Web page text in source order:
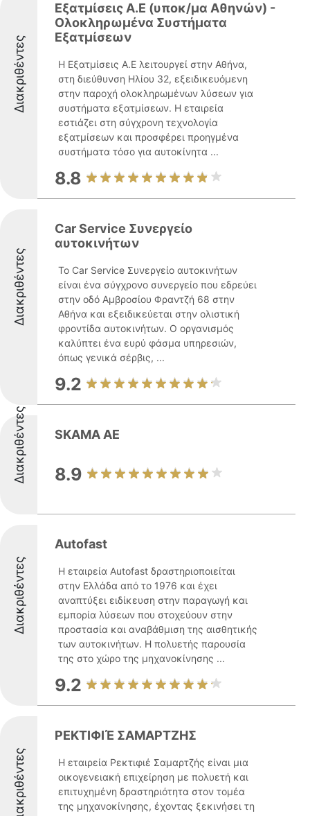
Διακριθέντες
Εξατμίσεις Α.Ε (υποκ/μα Αθηνών) -
Ολοκληρωμένα Συστήματα
Εξατμίσεων
Η Εξατμίσεις Α.Ε λειτουργεί στην Αθήνα,
στη διεύθυνση Ηλίου 32, εξειδικευόμενη
στην παροχή ολοκληρωμένων λύσεων για
συστήματα εξατμίσεων. Η εταιρεία
εστιάζει στη σύγχρονη τεχνολογία
εξατμίσεων και προσφέρει προηγμένα
συστήματα τόσο για αυτοκίνητα ...
8.8
Διακριθέντες
Car Service Συνεργείο
αυτοκινήτων
Το Car Service Συνεργείο αυτοκινήτων
είναι ένα σύγχρονο συνεργείο που εδρεύει
στην οδό Αμβροσίου Φραντζή 68 στην
Αθήνα και εξειδικεύεται στην ολιστική
φροντίδα αυτοκινήτων. Ο οργανισμός
καλύπτει ένα ευρύ φάσμα υπηρεσιών,
όπως γενικά σέρβις, ...
9.2
Διακριθέντες SKAMA AE
8.9
Διακριθέντες
Autofast
Η εταιρεία Autofast δραστηριοποιείται
στην Ελλάδα από το 1976 και έχει
αναπτύξει ειδίκευση στην παραγωγή και
εμπορία λύσεων που στοχεύουν στην
προστασία και αναβάθμιση της αισθητικής
των αυτοκινήτων. Η πολυετής παρουσία
της στο χώρο της μηχανοκίνησης ...
9.2
Διακριθέντες
ΡΕΚΤΙΦΙΈ ΣΑΜΑΡΤΖΗΣ
Η εταιρεία Ρεκτιφιέ Σαμαρτζής είναι μια
οικογενειακή επιχείρηση με πολυετή και
επιτυχημένη δραστηριότητα στον τομέα
της μηχανοκίνησης, έχοντας ξεκινήσει τη